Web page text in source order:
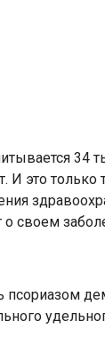
34
И это
о своем